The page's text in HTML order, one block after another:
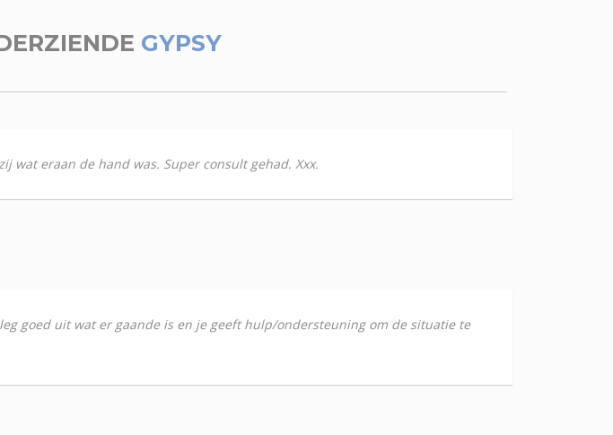
GYPSY
wat eraan de hand was. Super consult gehad. Xxx.
goed uit wat er gaande is en je geeft hulp/ondersteuning om de situatie te